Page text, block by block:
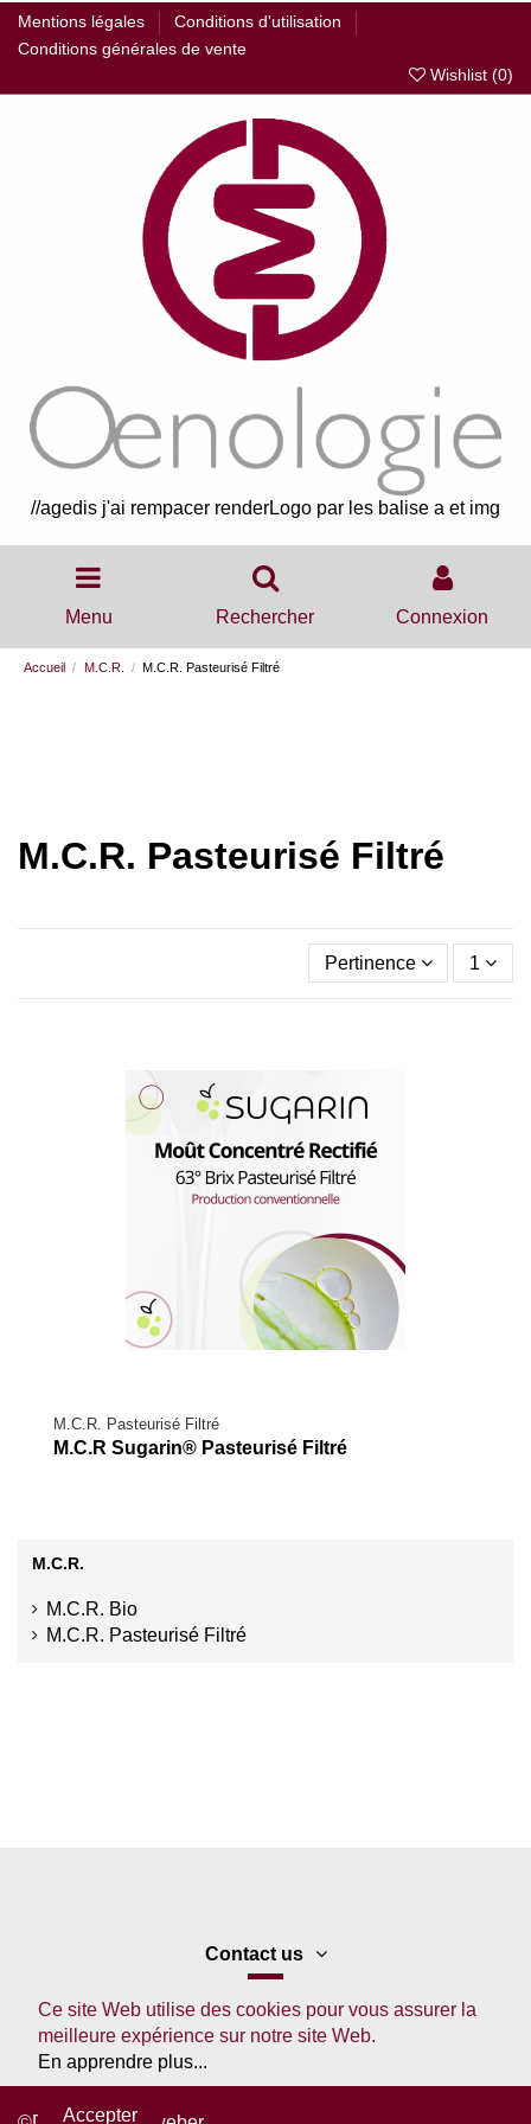
Mentions légales
Conditions d'utilisation
Conditions générales de vente
Wishlist (0)
//agedis j'ai rempacer renderLogo par les balise a et img
Menu Rechercher Connexion
Accueil M.C.R. M.C.R. Pasteurisé Filtré
M.C.R. Pasteurisé Filtré
Pertinence 1
M.C.R. Pasteurisé Filtré
M.C.R Sugarin® Pasteurisé Filtré
M.C.R.
M.C.R. Bio
M.C.R. Pasteurisé Filtré
Contact us
Ce site Web utilise des cookies pour vous assurer la
meilleure expérience sur notre site Web.
En apprendre plus...
Accepter